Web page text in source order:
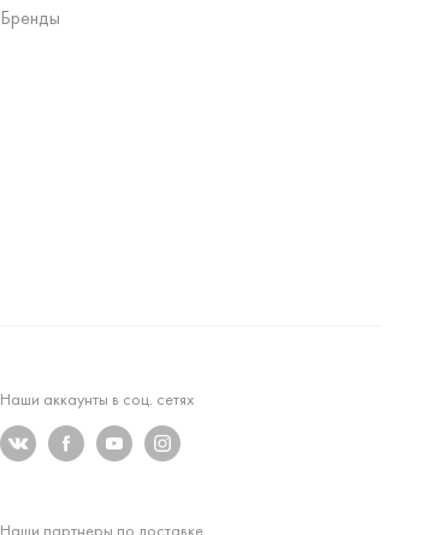
Бренды
Наши аккаунты в соц. сетях
Наши партнеры по доставке